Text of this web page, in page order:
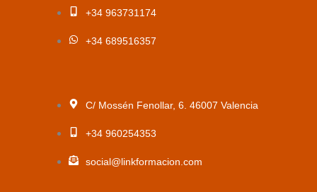
+34 963731174
+34 689516357
C/ Mossén Fenollar, 6. 46007 Valencia
+34 960254353
social@linkformacion.com